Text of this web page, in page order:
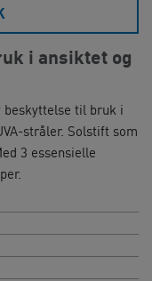
i ansiktet og
til bruk i
stråler. Solstift som
3 essensielle